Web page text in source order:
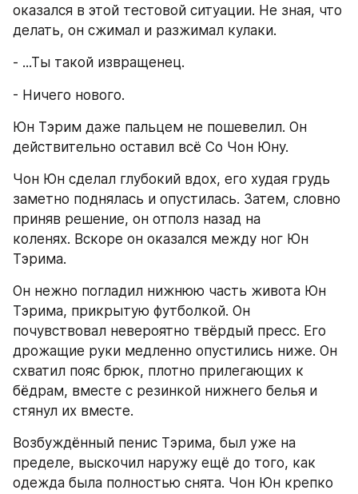
оказался в этой тестовой ситуации. Не зная, что
делать, он сжимал и разжимал кулаки.
- ...Ты такой извращенец.
- Ничего нового.
Юн Тэрим даже пальцем не пошевелил. Он
действительно оставил всё Со Чон Юну.
Чон Юн сделал глубокий вдох, его худая грудь
заметно поднялась и опустилась. Затем, словно
приняв решение, он отполз назад на
коленях. Вскоре он оказался между ног Юн
Тэрима.
Он нежно погладил нижнюю часть живота Юн
Тэрима, прикрытую футболкой. Он
почувствовал невероятно твёрдый пресс. Его
дрожащие руки медленно опустились ниже. Он
схватил пояс брюк, плотно прилегающих к
бёдрам, вместе с резинкой нижнего белья и
стянул их вместе.
Возбуждённый пенис Тэрима, был уже на
пределе, выскочил наружу ещё до того, как
одежда была полностью снята. Чон Юн крепко